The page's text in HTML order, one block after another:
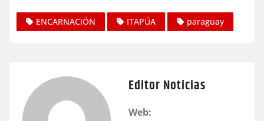
ENCARNACIÓN ITAPÚA paraguay
Editor Noticias
Web: